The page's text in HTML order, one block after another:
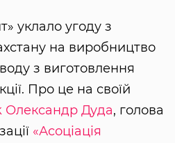
уклало угоду з
на виробництво
з виготовлення
Про це на своїй
Олександр Дуда, голова
«Асоціація